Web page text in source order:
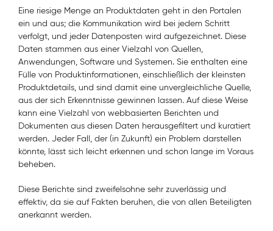
Eine riesige Menge an Produktdaten geht in den Portalen
ein und aus; die Kommunikation wird bei jedem Schritt
verfolgt, und jeder Datenposten wird aufgezeichnet. Diese
Daten stammen aus einer Vielzahl von Quellen,
Anwendungen, Software und Systemen. Sie enthalten eine
Fülle von Produktinformationen, einschließlich der kleinsten
Produktdetails, und sind damit eine unvergleichliche Quelle,
aus der sich Erkenntnisse gewinnen lassen. Auf diese Weise
kann eine Vielzahl von webbasierten Berichten und
Dokumenten aus diesen Daten herausgefiltert und kuratiert
werden. Jeder Fall, der (in Zukunft) ein Problem darstellen
könnte, lässt sich leicht erkennen und schon lange im Voraus
beheben.
Diese Berichte sind zweifelsohne sehr zuverlässig und
effektiv, da sie auf Fakten beruhen, die von allen Beteiligten
anerkannt werden.